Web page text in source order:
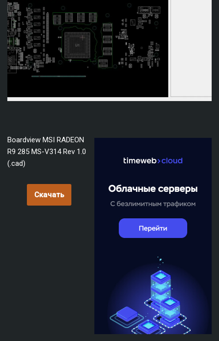
Boardview MSI RADEON
R9 285 MS-V314 Rev 1.0
(.cad)
Скачать